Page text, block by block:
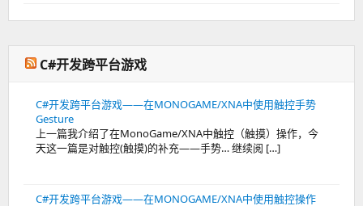
C#开发跨平台游戏
C#开发跨平台游戏——在MONOGAME/XNA中使用触控手势
Gesture
上一篇我介绍了在MonoGame/XNA中触控（触摸）操作，今
天这一篇是对触控(触摸)的补充——手势… 继续阅 […]
C#开发跨平台游戏——在MONOGAME/XNA中使用触控操作